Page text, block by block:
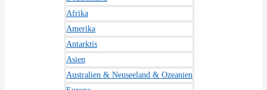
Afrika
Amerika
Antarktis
Asien
Australien & Neuseeland & Ozeanien